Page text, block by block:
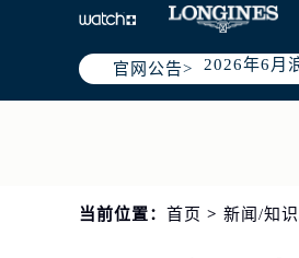
官网公告>
2026年6月
2026年6月
哈尔滨市道
黑龙江省哈
当前位置： 首页 > 新闻/知